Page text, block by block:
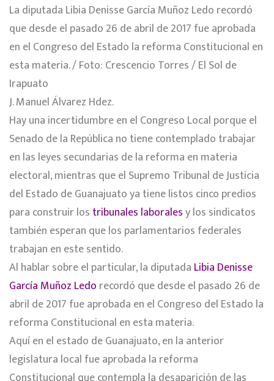
La diputada Libia Denisse García Muñoz Ledo recordó
que desde el pasado 26 de abril de 2017 fue aprobada
en el Congreso del Estado la reforma Constitucional en
esta materia. / Foto: Crescencio Torres / El Sol de
Irapuato
J. Manuel Álvarez Hdez.
Hay una incertidumbre en el Congreso Local porque el
Senado de la República no tiene contemplado trabajar
en las leyes secundarias de la reforma en materia
electoral, mientras que el Supremo Tribunal de Justicia
del Estado de Guanajuato ya tiene listos cinco predios
para construir los tribunales laboralesy los sindicatos
también esperan que los parlamentarios federales
trabajan en este sentido.
Al hablar sobre el particular, la diputada Libia Denisse
García Muñoz Ledo recordó que desde el pasado 26 de
abril de 2017 fue aprobada en el Congreso del Estado la
reforma Constitucional en esta materia.
Aquí en el estado de Guanajuato, en la anterior
legislatura local fue aprobada la reforma